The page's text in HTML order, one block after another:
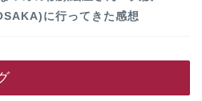
に行ってきた感想